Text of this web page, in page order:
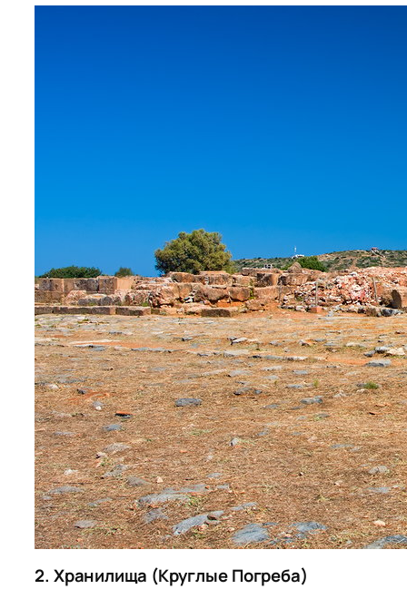
2. Хранилища (Круглые Погреба)